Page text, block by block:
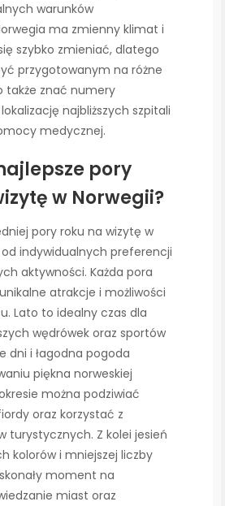
warunków
ma zmienny klimat i
szybko zmieniać, dlatego
przygotowanym na różne
także znać numery
najbliższych szpitali
medycznej.
pory
w Norwegii?
pory roku na wizytę w
od indywidualnych preferencji
aktywności. Każda pora
atrakcje i możliwości
Lato to idealny czas dla
wędrówek oraz sportów
dni i łagodna pogoda
piękna norweskiej
można podziwiać
oraz korzystać z
turystycznych. Z kolei jesień
kolorów i mniejszej liczby
moment na
miast oraz